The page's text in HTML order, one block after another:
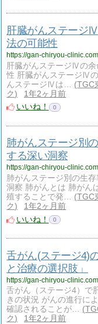
肝臓がんステージ
法の可能性
肝臓がんステージⅣの
性 肝臓がんステージⅣ
んステージⅣは…
TGC
ク
1年2ヶ月前
いいね！
0
肺がんステージ別
する深い洞察
肺がんステージ別の生
洞察 肺がんとは 肺がん
殖することで発…
TGC
ク
1年2ヶ月前
いいね！
0
舌がん(ステージ4)
と治療の選択肢」
舌がん（ステージ4）で
きの状況 がんの進行に
確認されることが…
ク
1年2ヶ月前